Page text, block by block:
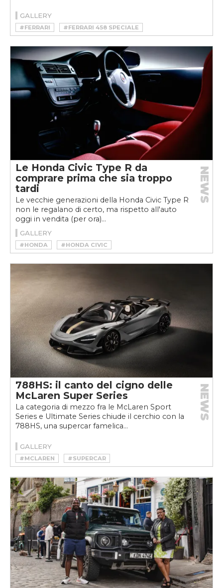
GALLERY
#FERRARI #FERRARI 458 SPECIALE
Le Honda Civic Type R da
comprare prima che sia troppo
tardi
Le vecchie generazioni della Honda Civic Type R
non le regalano di certo, ma rispetto all'auto
oggi in vendita (per ora)...
NEWS
GALLERY
#HONDA
#HONDA CIVIC
#HONDA CIVIC TYPE R
788HS: il canto del cigno delle
McLaren Super Series
La categoria di mezzo fra le McLaren Sport
Series e Ultimate Series chiude il cerchio con la
788HS, una supercar famelica...
NEWS
GALLERY
#MCLAREN #SUPERCAR